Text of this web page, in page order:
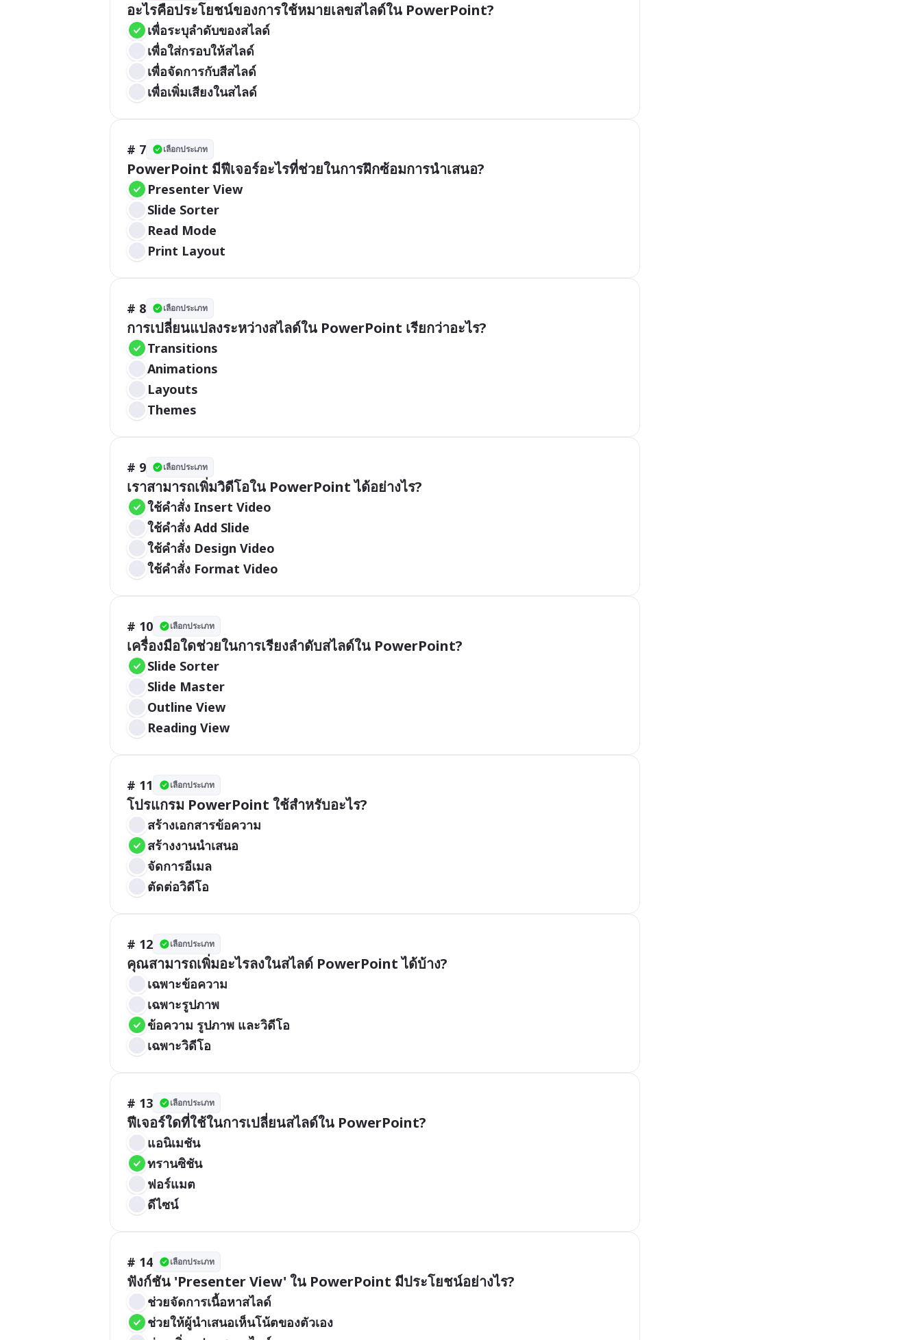
อะไรคือประโยชน์ของการใช้หมายเลขสไลด์ใน PowerPoint?
เพื่อระบุลำดับของสไลด์
เพื่อใส่กรอบให้สไลด์
เพื่อจัดการกับสีสไลด์
เพื่อเพิ่มเสียงในสไลด์
# 7 เลือกประเภท
PowerPoint มีฟีเจอร์อะไรที่ช่วยในการฝึกซ้อมการนำเสนอ?
Presenter View
Slide Sorter
Read Mode
Print Layout
# 8 เลือกประเภท
การเปลี่ยนแปลงระหว่างสไลด์ใน PowerPoint เรียกว่าอะไร?
Transitions
Animations
Layouts
Themes
# 9 เลือกประเภท
เราสามารถเพิ่มวิดีโอใน PowerPoint ได้อย่างไร?
ใช้คำสั่ง Insert Video
ใช้คำสั่ง Add Slide
ใช้คำสั่ง Design Video
ใช้คำสั่ง Format Video
# 10 เลือกประเภท
เครื่องมือใดช่วยในการเรียงลำดับสไลด์ใน PowerPoint?
Slide Sorter
Slide Master
Outline View
Reading View
# 11 เลือกประเภท
โปรแกรม PowerPoint ใช้สำหรับอะไร?
สร้างเอกสารข้อความ
สร้างงานนำเสนอ
จัดการอีเมล
ตัดต่อวิดีโอ
# 12 เลือกประเภท
คุณสามารถเพิ่มอะไรลงในสไลด์ PowerPoint ได้บ้าง?
เฉพาะข้อความ
เฉพาะรูปภาพ
ข้อความ รูปภาพ และวิดีโอ
เฉพาะวิดีโอ
# 13 เลือกประเภท
ฟีเจอร์ใดที่ใช้ในการเปลี่ยนสไลด์ใน PowerPoint?
แอนิเมชัน
ทรานซิชัน
ฟอร์แมต
ดีไซน์
# 14 เลือกประเภท
ฟังก์ชัน 'Presenter View' ใน PowerPoint มีประโยชน์อย่างไร?
ช่วยจัดการเนื้อหาสไลด์
ช่วยให้ผู้นำเสนอเห็นโน้ตของตัวเอง